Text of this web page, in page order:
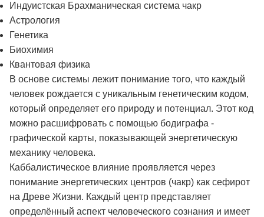
Индуистская Брахманическая система чакр
Астрология
Генетика
Биохимия
Квантовая физика
В основе системы лежит понимание того, что каждый
человек рождается с уникальным генетическим кодом,
который определяет его природу и потенциал. Этот код
можно расшифровать с помощью бодиграфа -
графической карты, показывающей энергетическую
механику человека.
Каббалистическое влияние проявляется через
понимание энергетических центров (чакр) как сефирот
на Древе Жизни. Каждый центр представляет
определённый аспект человеческого сознания и имеет